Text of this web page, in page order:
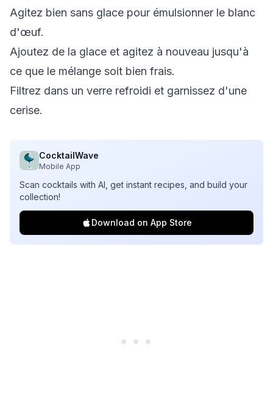
Agitez bien sans glace pour émulsionner le blanc
d'œuf.
Ajoutez de la glace et agitez à nouveau jusqu'à
ce que le mélange soit bien frais.
Filtrez dans un verre refroidi et garnissez d'une
cerise.
CocktailWave
Mobile App
Scan cocktails with AI, get instant recipes, and build your
collection!
Download on App Store